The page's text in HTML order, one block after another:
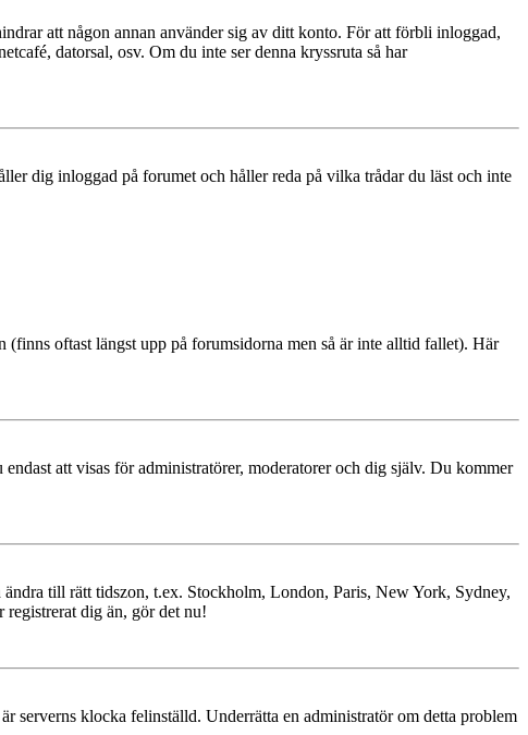
att någon annan använder sig av ditt konto. För att förbli inloggad,
datorsal, osv. Om du inte ser denna kryssruta så har
dig inloggad på forumet och håller reda på vilka trådar du läst och inte
oftast längst upp på forumsidorna men så är inte alltid fallet). Här
att visas för administratörer, moderatorer och dig själv. Du kommer
till rätt tidszon, t.ex. Stockholm, London, Paris, New York, Sydney,
registrerat dig än, gör det nu!
serverns klocka felinställd. Underrätta en administratör om detta problem